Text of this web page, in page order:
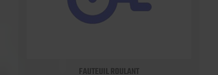
FAUTEUIL ROULANT